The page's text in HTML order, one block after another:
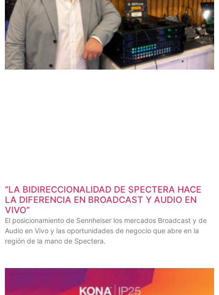
“LA BIDIRECCIONALIDAD DE SPECTERA HACE
LA DIFERENCIA EN BROADCAST Y AUDIO EN
VIVO”
El posicionamiento de Sennheiser los mercados Broadcast y de
Audio en Vivo y las oportunidades de negocio que abre en la
región de la mano de Spectera.